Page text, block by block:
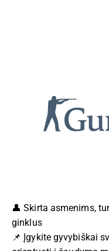
👤 Skirta asmenims,
ginklus
📌 Įgykite gyvybiškai